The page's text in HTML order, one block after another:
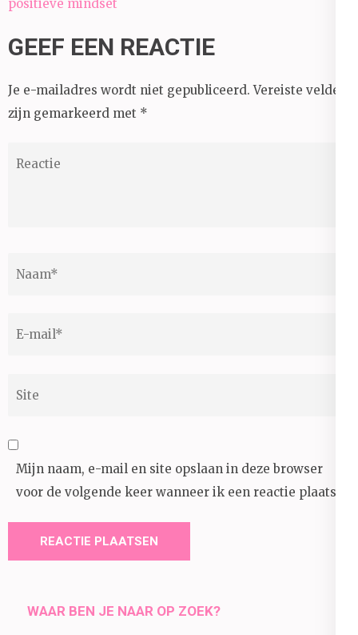
positieve mindset
GEEF EEN REACTIE
Je e-mailadres wordt niet gepubliceerd. Vereiste velden
zijn gemarkeerd met *
Mijn naam, e-mail en site opslaan in deze browser
voor de volgende keer wanneer ik een reactie plaats.
WAAR BEN JE NAAR OP ZOEK?